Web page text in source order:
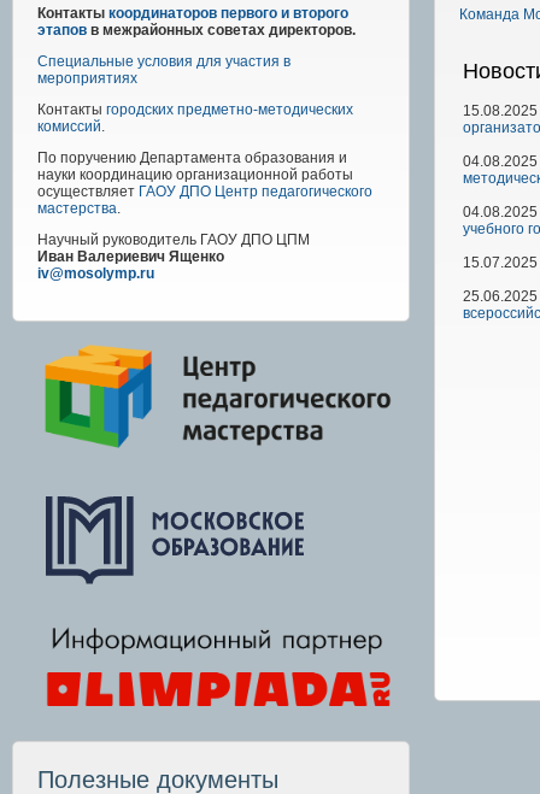
Контакты координаторов первого и второго
этапов в межрайонных советах директоров.
Специальные условия для участия в
мероприятиях
Контакты городских предметно-методических
комиссий.
По поручению Департамента образования и
науки координацию организационной работы
осуществляет ГАОУ ДПО Центр педагогического
мастерства.
Научный руководитель ГАОУ ДПО ЦПМ
Иван Валериевич Ященко
iv@mosolymp.ru
Полезные документы
Команда
15.08.2025
04.08.2025
04.08.2025
учебного
15.07.2025
25.06.2025